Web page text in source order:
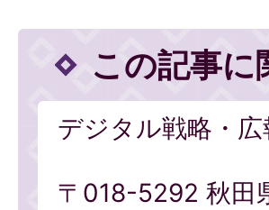
この記事に
デジタル戦略・
〒018-5292 秋田